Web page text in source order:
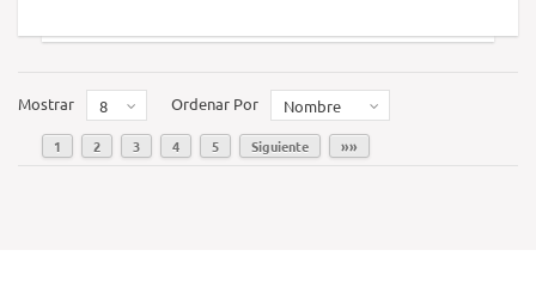
Mostrar 8 Ordenar Por Nombre
1 2 3 4 5 Siguiente »»